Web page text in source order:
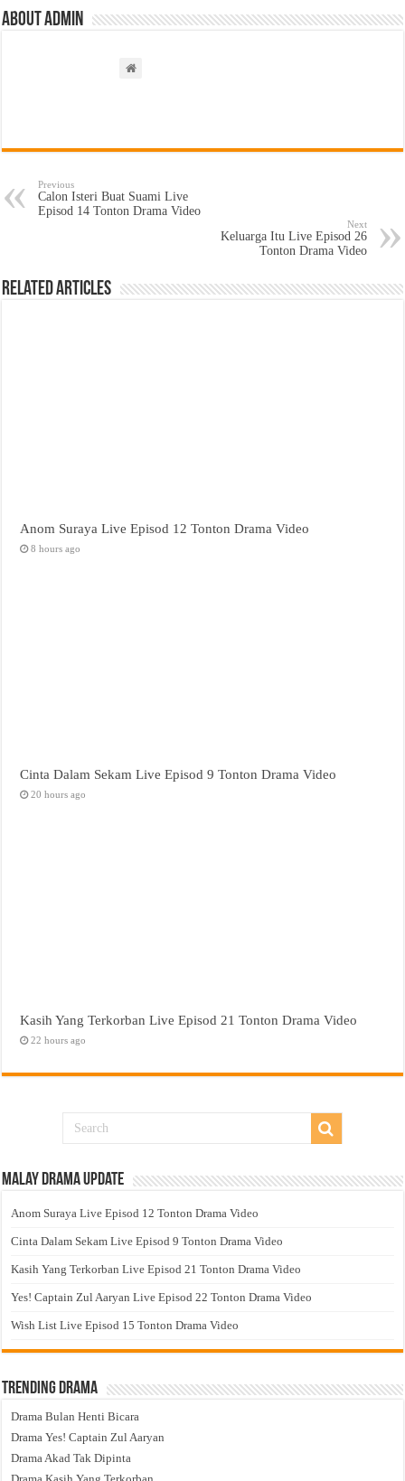
About admin
Previous
Calon Isteri Buat Suami Live
Episod 14 Tonton Drama Video
Next
Keluarga Itu Live Episod 26
Tonton Drama Video
Related Articles
Anom Suraya Live Episod 12 Tonton Drama Video
8 hours ago
Cinta Dalam Sekam Live Episod 9 Tonton Drama Video
20 hours ago
Kasih Yang Terkorban Live Episod 21 Tonton Drama Video
22 hours ago
Malay Drama Update
Anom Suraya Live Episod 12 Tonton Drama Video
Cinta Dalam Sekam Live Episod 9 Tonton Drama Video
Kasih Yang Terkorban Live Episod 21 Tonton Drama Video
Yes! Captain Zul Aaryan Live Episod 22 Tonton Drama Video
Wish List Live Episod 15 Tonton Drama Video
Trending Drama
Drama Bulan Henti Bicara
Drama Yes! Captain Zul Aaryan
Drama Akad Tak Dipinta